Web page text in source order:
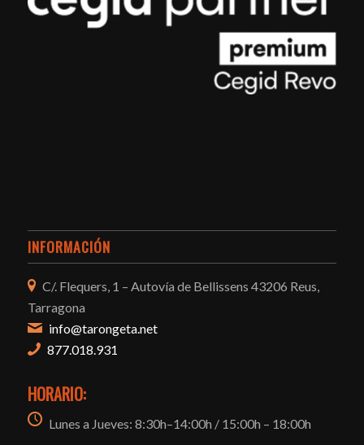
INFORMACIÓN
C/. Flequers, 1 – Autovía de Bellissens 43206 Reus,
Tarragona
info@tarongeta.net
877.018.931
HORARIO:
Lunes a Jueves: 8:30h–14:00h / 15:00h – 18:00h